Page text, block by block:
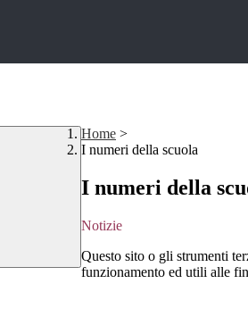
Home >
I numeri della scuola
I numeri della
Notizie
Questo sito o gli strumenti
funzionamento ed utili alle